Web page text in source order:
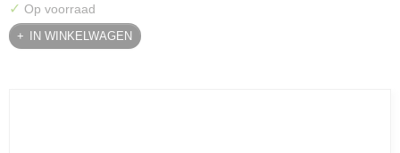
✓ Op voorraad
IN WINKELWAGEN